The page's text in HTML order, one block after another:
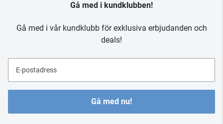
Gå med i kundklubben!
Gå med i vår kundklubb för exklusiva erbjudanden och
deals!
E-postadress
Gå med nu!